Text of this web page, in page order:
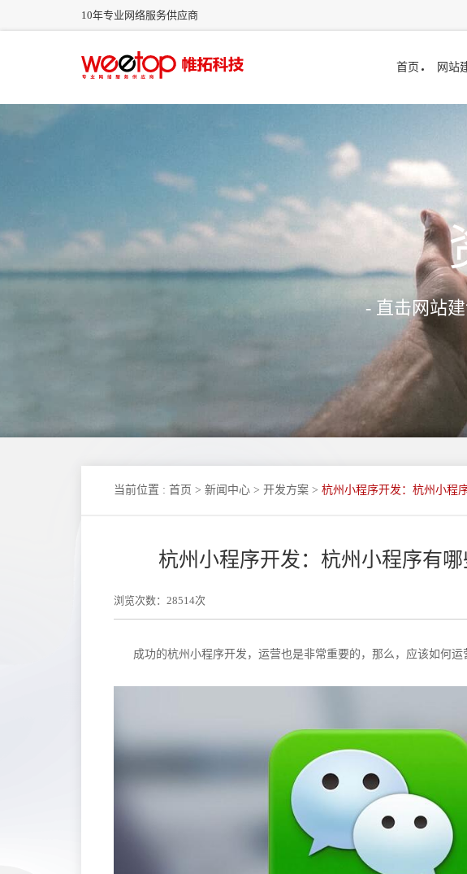
10年专业网络服务供应商
首页 网站
- 直击网站
当前位置 : 首页 > 新闻中心 > 开发方案 > 杭州小程序开发：杭州小程
杭州小程序开发：杭州小程序有哪
浏览次数：28514次
成功的杭州小程序开发，运营也是非常重要的，那么，应该如何运